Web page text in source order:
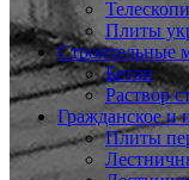
Плиты
Строительные
Бетон
Раствор
Гражданское и
Плиты